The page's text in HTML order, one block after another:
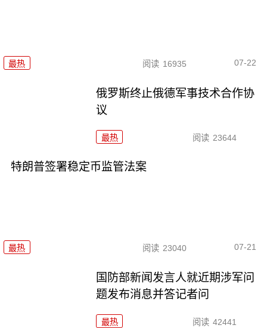
最热 阅读 16935 07-22
俄罗斯终止俄德军事技术合作协
议
最热 阅读 23644
特朗普签署稳定币监管法案
最热 阅读 23040 07-21
国防部新闻发言人就近期涉军问
题发布消息并答记者问
最热 阅读 42441